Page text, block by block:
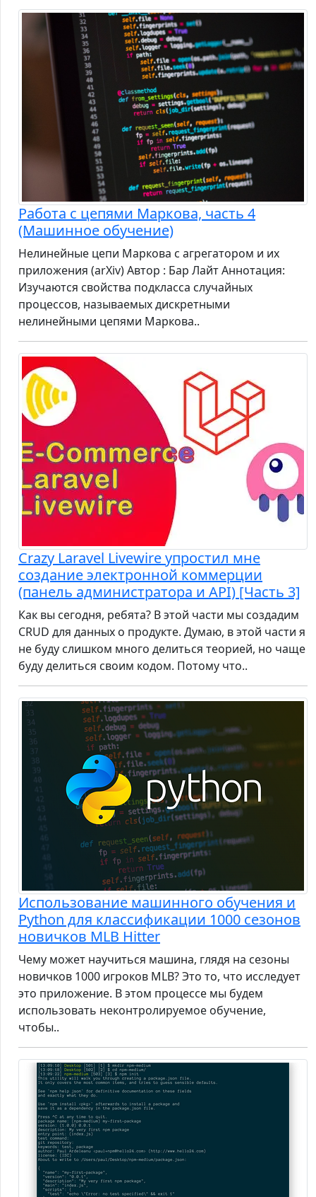
Работа с цепями Маркова, часть 4
(Машинное обучение)
Нелинейные цепи Маркова с агрегатором и их
приложения (arXiv) Автор : Бар Лайт Аннотация:
Изучаются свойства подкласса случайных
процессов, называемых дискретными
нелинейными цепями Маркова..
Crazy Laravel Livewire упростил мне
создание электронной коммерции
(панель администратора и API) [Часть 3]
Как вы сегодня, ребята? В этой части мы создадим
CRUD для данных о продукте. Думаю, в этой части я
не буду слишком много делиться теорией, но чаще
буду делиться своим кодом. Потому что..
Использование машинного обучения и
Python для классификации 1000 сезонов
новичков MLB Hitter
Чему может научиться машина, глядя на сезоны
новичков 1000 игроков MLB? Это то, что исследует
это приложение. В этом процессе мы будем
использовать неконтролируемое обучение,
чтобы..